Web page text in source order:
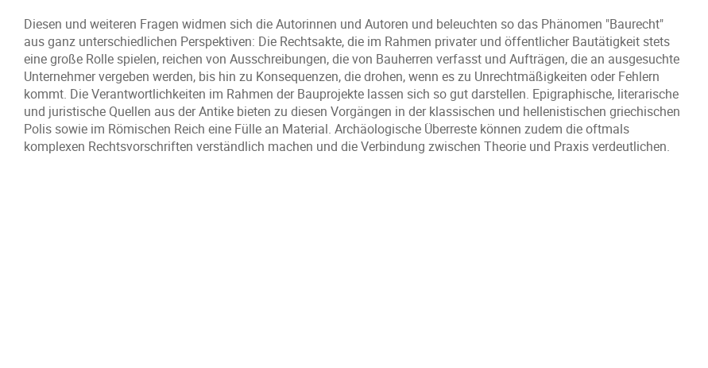
Diesen und weiteren Fragen widmen sich die Autorinnen und Autoren und beleuchten so das Phänomen "Baurecht"
aus ganz unterschiedlichen Perspektiven: Die Rechtsakte, die im Rahmen privater und öffentlicher Bautätigkeit stets
eine große Rolle spielen, reichen von Ausschreibungen, die von Bauherren verfasst und Aufträgen, die an ausgesuchte
Unternehmer vergeben werden, bis hin zu Konsequenzen, die drohen, wenn es zu Unrechtmäßigkeiten oder Fehlern
kommt. Die Verantwortlichkeiten im Rahmen der Bauprojekte lassen sich so gut darstellen. Epigraphische, literarische
und juristische Quellen aus der Antike bieten zu diesen Vorgängen in der klassischen und hellenistischen griechischen
Polis sowie im Römischen Reich eine Fülle an Material. Archäologische Überreste können zudem die oftmals
komplexen Rechtsvorschriften verständlich machen und die Verbindung zwischen Theorie und Praxis verdeutlichen.